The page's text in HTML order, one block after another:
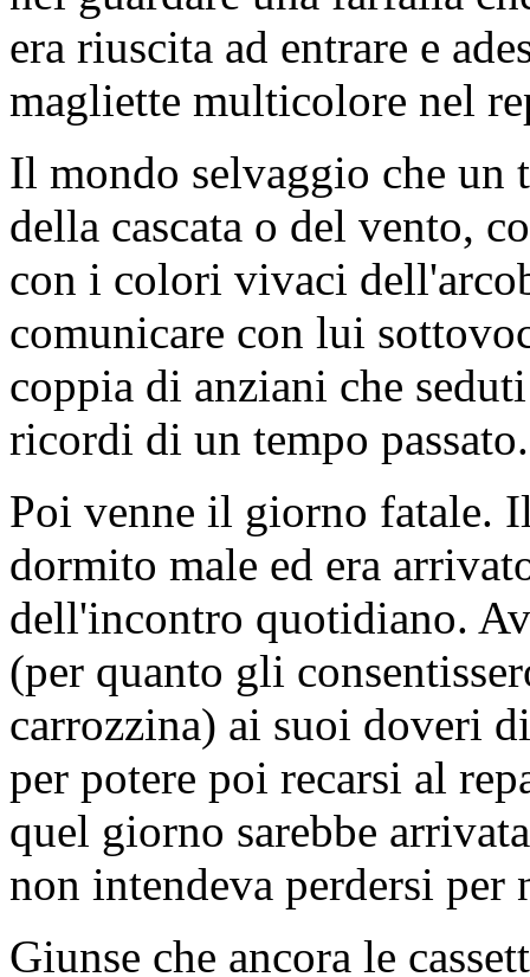
era riuscita ad entrare e
magliette multicolore nel
Il mondo selvaggio che un
della cascata o del vento,
con i colori vivaci
comunicare con lui
coppia di anziani che
ricordi di un tempo passato.
Poi venne il giorno fatale.
dormito male ed era
dell'incontro quotidiano.
(per quanto gli
carrozzina) ai suoi doveri
per potere poi recarsi al
quel giorno sarebbe
non intendeva perdersi per
Giunse che ancora le